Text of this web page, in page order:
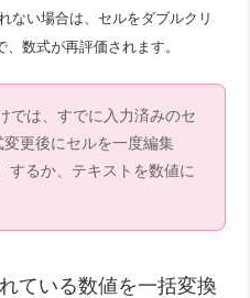
ない場合は、セルをダブルクリ
数式が再評価されます。
では、すでに入力済みのセ
更後にセルを一度編集
するか、テキストを数値に
ている数値を一括変換